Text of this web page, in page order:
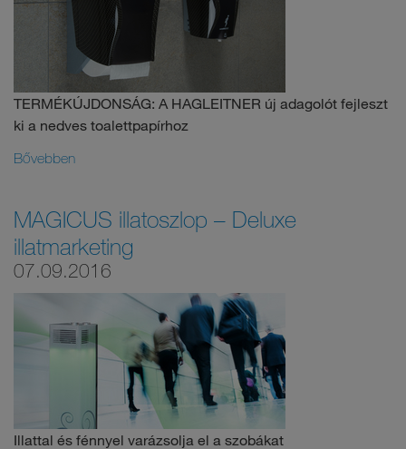
TERMÉKÚJDONSÁG: A HAGLEITNER új adagolót fejleszt
ki a nedves toalettpapírhoz
Bővebben
MAGICUS illatoszlop – Deluxe
illatmarketing
07.09.2016
Illattal és fénnyel varázsolja el a szobákat